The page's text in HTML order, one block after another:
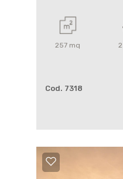
257 mq 2
Cod. 7318